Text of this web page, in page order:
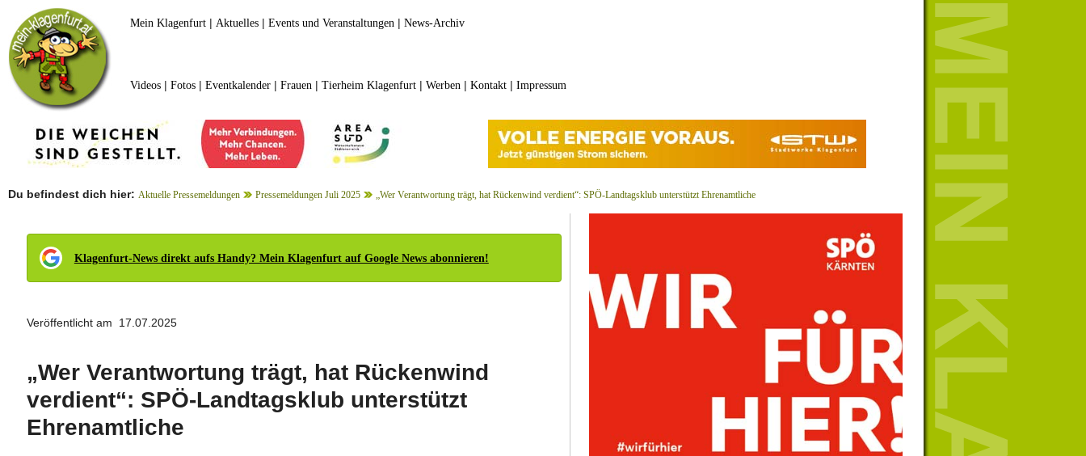
Mein Klagenfurt| Aktuelles| Events und Veranstaltungen | News-Archiv
Videos| Fotos| Eventkalender| Frauen | Tierheim Klagenfurt| Werben | Kontakt| Impressum
Du befindest dich hier: Aktuelle Pressemeldungen Pressemeldungen Juli 2025 „Wer Verantwortung trägt, hat Rückenwind verdient“: SPÖ-Landtagsklub unterstützt Ehrenamtliche
Klagenfurt-News direkt aufs Handy? Mein Klagenfurt auf Google News abonnieren!
Veröffentlicht am 17.07.2025
„Wer Verantwortung trägt, hat Rückenwind
verdient“: SPÖ-Landtagsklub unterstützt
Ehrenamtliche